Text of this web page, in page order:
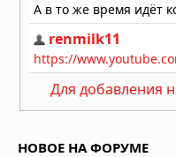
Для добавления
НОВОЕ НА ФОРУМЕ